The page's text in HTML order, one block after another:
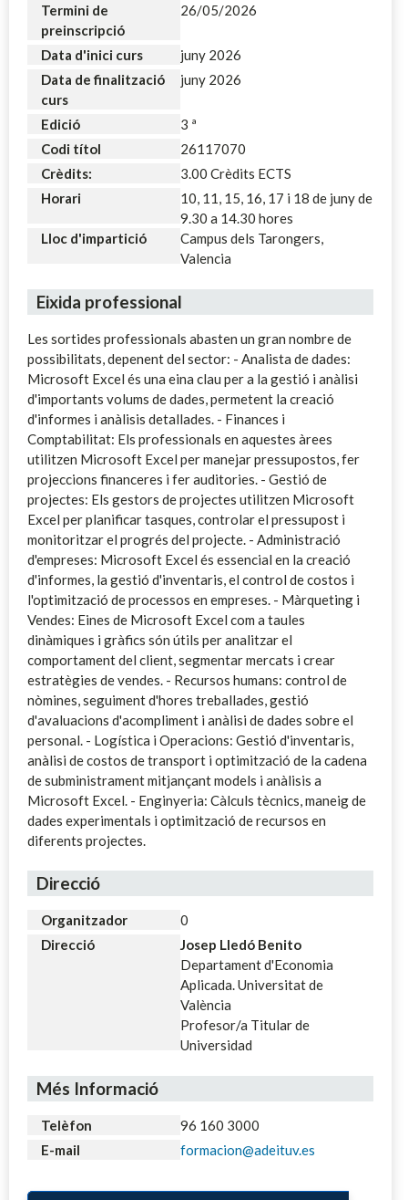
Termini de
preinscripció
26/05/2026
Data d'inici curs
juny 2026
Data de finalització
curs
juny 2026
Edició
3 ª
Codi títol
26117070
Crèdits:
3.00 Crèdits ECTS
Horari
10, 11, 15, 16, 17 i 18 de juny de
9.30 a 14.30 hores
Lloc d'impartició
Campus dels Tarongers,
Valencia
Eixida professional
Les sortides professionals abasten un gran nombre de
possibilitats, depenent del sector: - Analista de dades:
Microsoft Excel és una eina clau per a la gestió i anàlisi
d'importants volums de dades, permetent la creació
d'informes i anàlisis detallades. - Finances i
Comptabilitat: Els professionals en aquestes àrees
utilitzen Microsoft Excel per manejar pressupostos, fer
projeccions financeres i fer auditories. - Gestió de
projectes: Els gestors de projectes utilitzen Microsoft
Excel per planificar tasques, controlar el pressupost i
monitoritzar el progrés del projecte. - Administració
d'empreses: Microsoft Excel és essencial en la creació
d'informes, la gestió d'inventaris, el control de costos i
l'optimització de processos en empreses. - Màrqueting i
Vendes: Eines de Microsoft Excel com a taules
dinàmiques i gràfics són útils per analitzar el
comportament del client, segmentar mercats i crear
estratègies de vendes. - Recursos humans: control de
nòmines, seguiment d'hores treballades, gestió
d'avaluacions d'acompliment i anàlisi de dades sobre el
personal. - Logística i Operacions: Gestió d'inventaris,
anàlisi de costos de transport i optimització de la cadena
de subministrament mitjançant models i anàlisis a
Microsoft Excel. - Enginyeria: Càlculs tècnics, maneig de
dades experimentals i optimització de recursos en
diferents projectes.
Direcció
Organitzador
0
Direcció
Josep Lledó Benito
Departament d'Economia
Aplicada. Universitat de
València
Profesor/a Titular de
Universidad
Més Informació
Telèfon
96 160 3000
E-mail
formacion@adeituv.es